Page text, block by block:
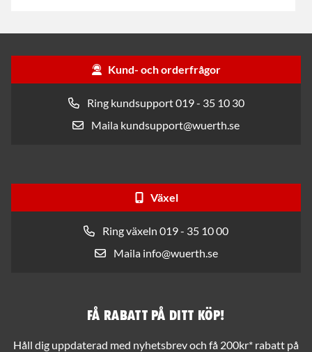
Kund- och orderfrågor
Ring kundsupport 019 - 35 10 30
Maila kundsupport@wuerth.se
Växel
Ring växeln 019 - 35 10 00
Maila info@wuerth.se
Få rabatt på ditt köp!
Håll dig uppdaterad med nyhetsbrev och få 200kr* rabatt på